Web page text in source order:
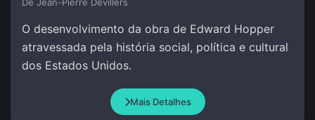
De Jean-Pierre Devillers
O desenvolvimento da obra de Edward Hopper
atravessada pela história social, política e cultural
dos Estados Unidos.
Mais Detalhes